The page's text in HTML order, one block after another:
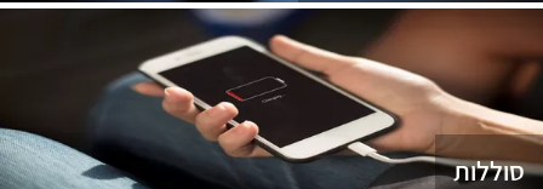
סוללות